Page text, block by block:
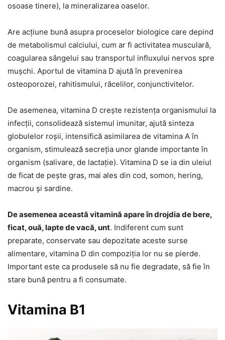
osoase tinere), la mineralizarea oaselor.
Are acțiune bună asupra proceselor biologice care depind
de metabolismul calciului, cum ar fi activitatea musculară,
coagularea sângelui sau transportul influxului nervos spre
mușchi. Aportul de vitamina D ajută în prevenirea
osteoporozei, rahitismului, răcelilor, conjunctivitelor.
De asemenea, vitamina D crește rezistența organismului la
infecții, consolidează sistemul imunitar, ajută sinteza
globulelor roșii, intensifică asimilarea de vitamina A în
organism, stimulează secreția unor glande importante în
organism (salivare, de lactație). Vitamina D se ia din uleiul
de ficat de pește gras, mai ales din cod, somon, hering,
macrou și sardine.
De asemenea această vitamină apare în drojdia de bere,
ficat, ouă, lapte de vacă, unt. Indiferent cum sunt
preparate, conservate sau depozitate aceste surse
alimentare, vitamina D din compoziția lor nu se pierde.
Important este ca produsele să nu fie degradate, să fie în
stare bună pentru a fi consumate.
Vitamina B1